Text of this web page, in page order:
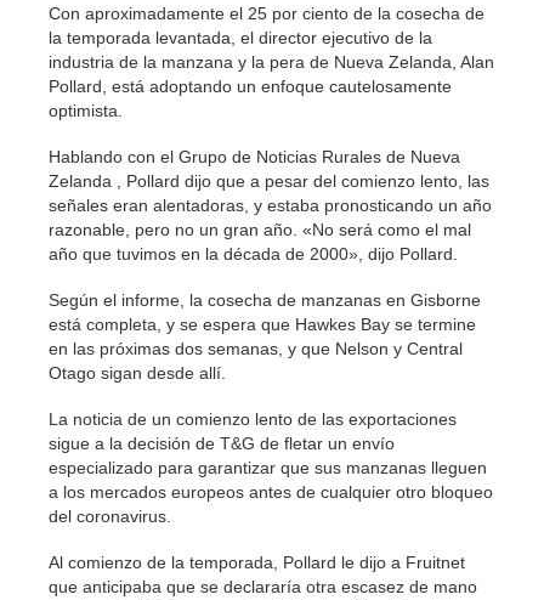
Con aproximadamente el 25 por ciento de la cosecha de
la temporada levantada, el director ejecutivo de la
industria de la manzana y la pera de Nueva Zelanda, Alan
Pollard, está adoptando un enfoque cautelosamente
optimista.
Hablando con el Grupo de Noticias Rurales de Nueva
Zelanda , Pollard dijo que a pesar del comienzo lento, las
señales eran alentadoras, y estaba pronosticando un año
razonable, pero no un gran año. «No será como el mal
año que tuvimos en la década de 2000», dijo Pollard.
Según el informe, la cosecha de manzanas en Gisborne
está completa, y se espera que Hawkes Bay se termine
en las próximas dos semanas, y que Nelson y Central
Otago sigan desde allí.
La noticia de un comienzo lento de las exportaciones
sigue a la decisión de T&G de fletar un envío
especializado para garantizar que sus manzanas lleguen
a los mercados europeos antes de cualquier otro bloqueo
del coronavirus.
Al comienzo de la temporada, Pollard le dijo a Fruitnet
que anticipaba que se declararía otra escasez de mano